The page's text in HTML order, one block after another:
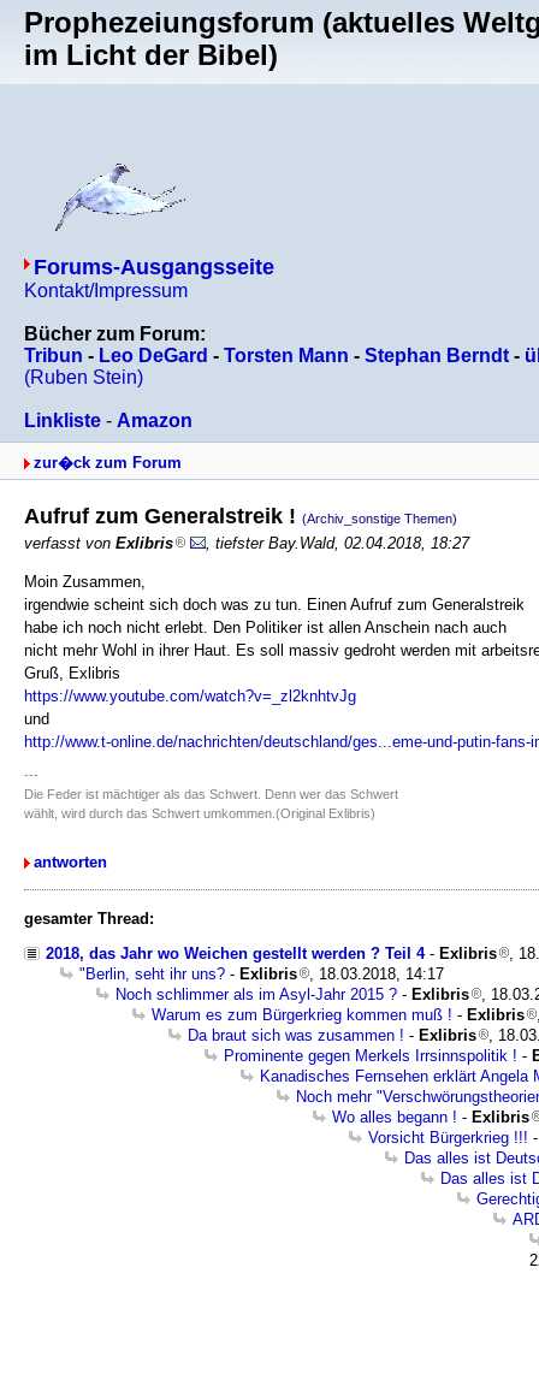
Prophezeiungsforum (aktuelles
im Licht der Bibel)
Forums-Ausgangsseite
Kontakt/Impressum
Bücher zum Forum:
Tribun - Leo DeGard - Torsten Mann - Stephan Berndt -
(Ruben Stein)
Linkliste - Amazon
zur�ck zum Forum
Aufruf zum Generalstreik ! (Archiv_sonstige Themen)
verfasst von Exlibris , tiefster Bay.Wald, 02.04.2018, 18:27
Moin Zusammen,
irgendwie scheint sich doch was zu tun. Einen Aufruf zum Generalstreik
habe ich noch nicht erlebt. Den Politiker ist allen Anschein nach auch
nicht mehr Wohl in ihrer Haut. Es soll massiv gedroht werden mit
Gruß, Exlibris
https://www.youtube.com/watch?v=_zl2knhtvJg
und
http://www.t-online.de/nachrichten/deutschland/ges...eme-und-putin-fans-
---
Die Feder ist mächtiger als das Schwert. Denn wer das Schwert
wählt, wird durch das Schwert umkommen.(Original Exlibris)
antworten
gesamter Thread:
2018, das Jahr wo Weichen gestellt werden ? Teil 4- Exlibris
,
"Berlin, seht ihr uns? - Exlibris
, 18.03.2018, 14:17
Noch schlimmer als im Asyl-Jahr 2015 ? - Exlibris
,
Warum es zum Bürgerkrieg kommen muß ! - Exlibris
Da braut sich was zusammen ! - Exlibris
,
Prominente gegen Merkels Irrsinnspolitik ! -
Kanadisches Fernsehen erklärt Angela
Noch mehr
Wo alles begann ! - Exlibris
Vorsicht Bürgerkrieg !!!
Das alles ist
Das alles ist